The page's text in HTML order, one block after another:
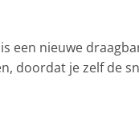
een nieuwe
doordat je zelf de